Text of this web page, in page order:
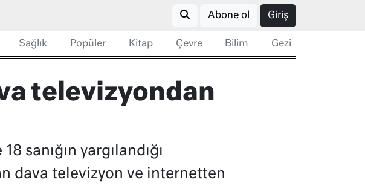
Abone ol Giriş
Sağlık Popüler Kitap Çevre Bilim Gezi
televizyondan
sanığın yargılandığı
dava televizyon ve internetten